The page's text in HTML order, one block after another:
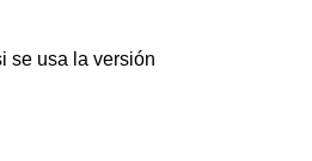
se usa la versión